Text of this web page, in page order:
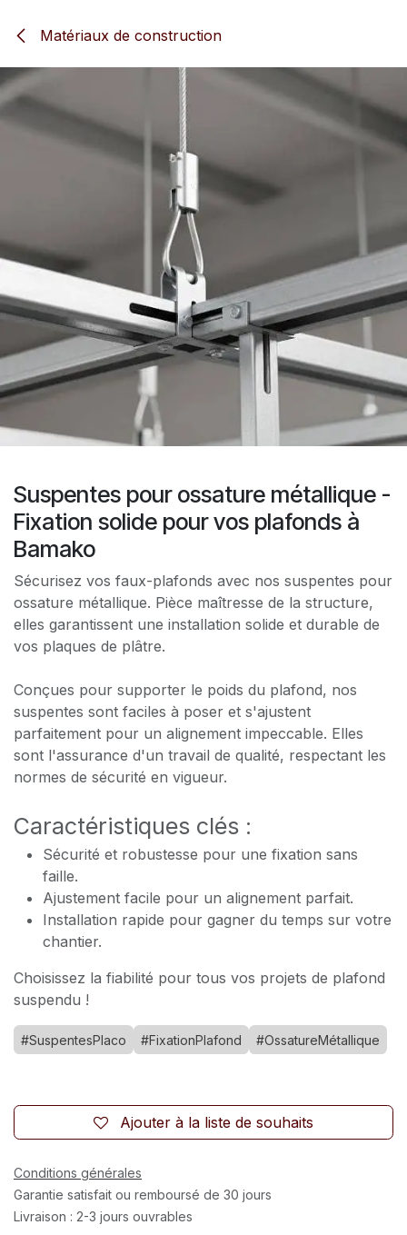
Matériaux de construction
Suspentes pour ossature métallique -
Fixation solide pour vos plafonds à
Bamako
Sécurisez vos faux-plafonds avec nos suspentes pour
ossature métallique. Pièce maîtresse de la structure,
elles garantissent une installation solide et durable de
vos plaques de plâtre.
Conçues pour supporter le poids du plafond, nos
suspentes sont faciles à poser et s'ajustent
parfaitement pour un alignement impeccable. Elles
sont l'assurance d'un travail de qualité, respectant les
normes de sécurité en vigueur.
Caractéristiques clés :
Sécurité et robustesse pour une fixation sans
faille.
Ajustement facile pour un alignement parfait.
Installation rapide pour gagner du temps sur votre
chantier.
Choisissez la fiabilité pour tous vos projets de plafond
suspendu !
#SuspentesPlaco #FixationPlafond #OssatureMétallique
Ajouter à la liste de souhaits
Conditions générales
Garantie satisfait ou remboursé de 30 jours
Livraison : 2-3 jours ouvrables